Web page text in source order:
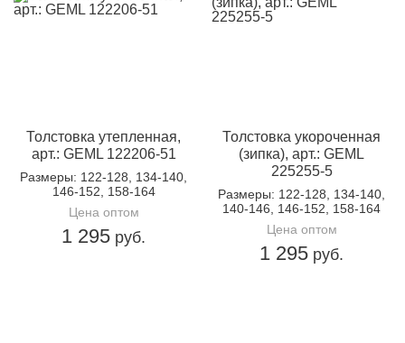
Толстовка утепленная,
арт.: GEML 122206-51
Размеры: 122-128, 134-140,
146-152, 158-164
Цена оптом
1 295 руб.
Толстовка укороченная
(зипка), арт.: GEML
225255-5
Размеры: 122-128, 134-140,
140-146, 146-152, 158-164
Цена оптом
1 295 руб.